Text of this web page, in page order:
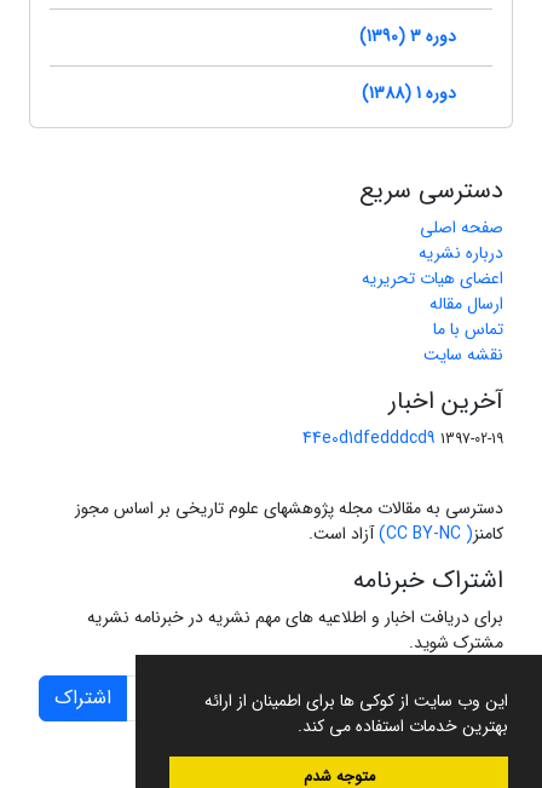
این وب سایت از کوکی ها برای اطمینان از ارائه
بهترین خدمات استفاده می کند.
متوجه شدم
دوره 3 (1390)
دوره 1 (1388)
دسترسی سریع
صفحه اصلی
درباره نشریه
اعضای هیات تحریریه
ارسال مقاله
تماس با ما
نقشه سایت
آخرین اخبار
44e0d1dfedddcd9 1397-02-19
دسترسی به مقالات مجله پژوهشهای علوم تاریخی بر اساس مجوز
کامنز( CC BY-NC) آزاد است.
اشتراک خبرنامه
برای دریافت اخبار و اطلاعیه های مهم نشریه در خبرنامه نشریه
مشترک شوید.
اشتراک